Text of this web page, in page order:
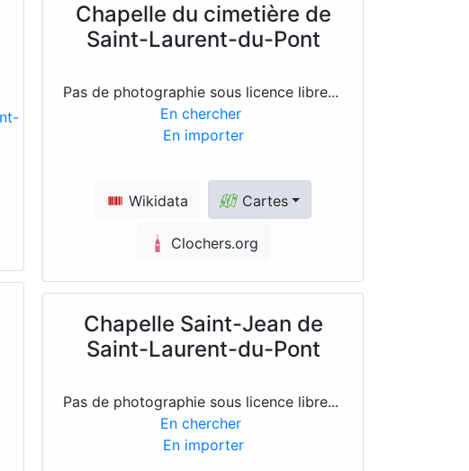
Chapelle du cimetière de
Saint-Laurent-du-Pont
Pas de photographie sous licence libre...
En chercher
En importer
Wikidata Cartes
Clochers.org
Chapelle Saint-Jean de
Saint-Laurent-du-Pont
Pas de photographie sous licence libre...
En chercher
En importer